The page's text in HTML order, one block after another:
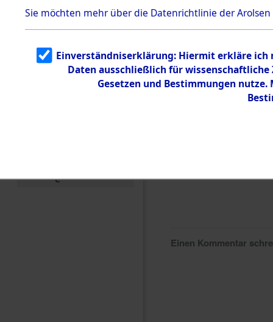
en
5.3.2
g
5.3.3
Todesmärsch
e
Einen Kommentar
Sie möchten mehr über die Datenrichtlinie der Arolsen
Einverständniserklärung: Hiermit erkläre ich
Daten ausschließlich für
Gesetzen und Bestimmungen